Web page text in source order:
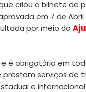
criou o bilhete de
em 7 de Abril
por meio do
e é obrigatório em
prestam serviços de
e